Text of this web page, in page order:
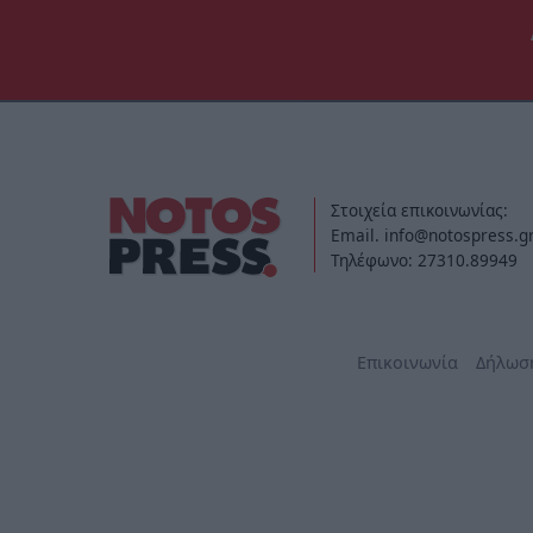
Στοιχεία επικοινωνίας:
Email. info@notospress.gr
Τηλέφωνο: 27310.89949
Επικοινωνία